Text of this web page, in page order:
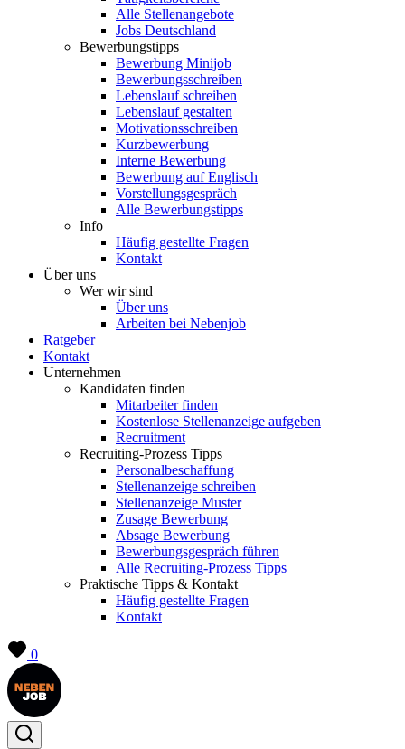
Alle Stellenangebote
Jobs Deutschland
Bewerbungstipps
Bewerbung Minijob
Bewerbungsschreiben
Lebenslauf schreiben
Lebenslauf gestalten
Motivationsschreiben
Kurzbewerbung
Interne Bewerbung
Bewerbung auf Englisch
Vorstellungsgespräch
Alle Bewerbungstipps
Info
Häufig gestellte Fragen
Kontakt
Über uns
Wer wir sind
Über uns
Arbeiten bei Nebenjob
Ratgeber
Kontakt
Unternehmen
Kandidaten finden
Mitarbeiter finden
Kostenlose Stellenanzeige aufgeben
Recruitment
Recruiting-Prozess Tipps
Personalbeschaffung
Stellenanzeige schreiben
Stellenanzeige Muster
Zusage Bewerbung
Absage Bewerbung
Bewerbungsgespräch führen
Alle Recruiting-Prozess Tipps
Praktische Tipps & Kontakt
Häufig gestellte Fragen
Kontakt
0